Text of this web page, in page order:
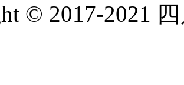
© 2017-2021